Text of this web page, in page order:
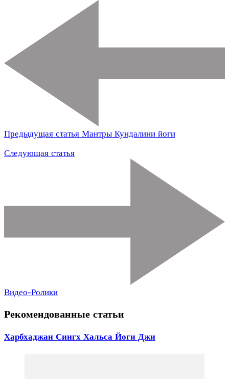
Предыдущая статья Мантры Кундалини йоги
Следующая статья
Видео-Ролики
Рекомендованные статьи
Харбхаджан Сингх Хальса Йоги Джи